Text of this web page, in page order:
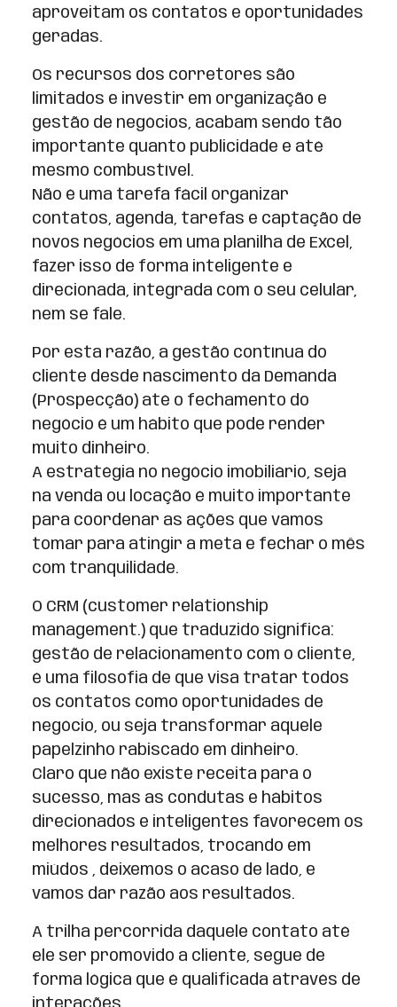
aproveitam os contatos e oportunidades
geradas.
Os recursos dos corretores são
limitados e investir em organização e
gestão de negócios, acabam sendo tão
importante quanto publicidade e até
mesmo combustível.
Não é uma tarefa fácil organizar
contatos, agenda, tarefas e captação de
novos negócios em uma planilha de Excel,
fazer isso de forma inteligente e
direcionada, integrada com o seu celular,
nem se fale.
Por esta razão, a gestão contínua do
cliente desde nascimento da Demanda
(Prospecção) até o fechamento do
negócio é um hábito que pode render
muito dinheiro.
A estratégia no negócio imobiliário, seja
na venda ou locação é muito importante
para coordenar as ações que vamos
tomar para atingir a meta e fechar o mês
com tranquilidade.
O CRM (customer relationship
management.) que traduzido significa:
gestão de relacionamento com o cliente,
é uma filosofia de que visa tratar todos
os contatos como oportunidades de
negócio, ou seja transformar aquele
papelzinho rabiscado em dinheiro.
Claro que não existe receita para o
sucesso, mas as condutas e hábitos
direcionados e inteligentes favorecem os
melhores resultados, trocando em
miúdos , deixemos o acaso de lado, e
vamos dar razão aos resultados.
A trilha percorrida daquele contato até
ele ser promovido a cliente, segue de
forma lógica que é qualificada através de